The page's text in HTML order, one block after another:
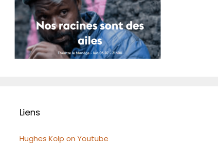
Liens
Hughes Kolp on Youtube